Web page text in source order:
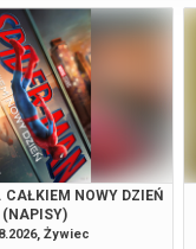
CAŁKIEM NOWY DZIEŃ
(NAPISY)
Żywiec